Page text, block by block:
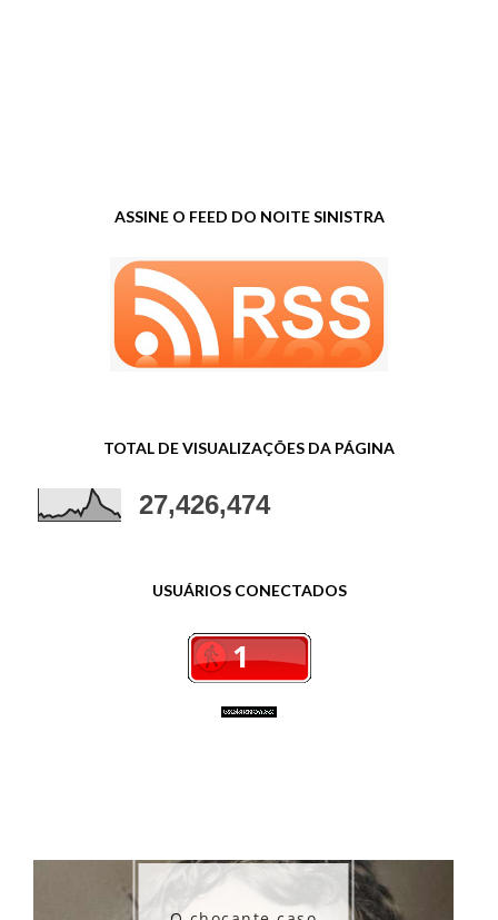
ASSINE O FEED DO NOITE SINISTRA
TOTAL DE VISUALIZAÇÕES DA PÁGINA
27,426,474
USUÁRIOS CONECTADOS